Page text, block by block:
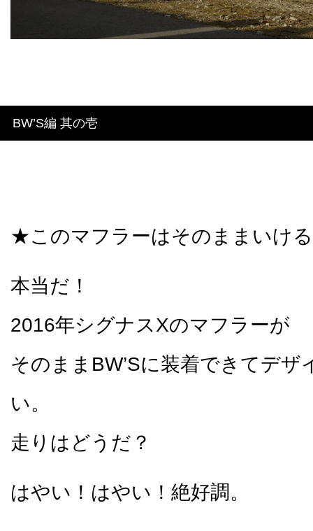
BW’S編 其の壱
★このマフラーはそのままいけ
本当だ！
2016年シグナスXのマフラーが
そのままBW’Sに装着できてデザ
い。
走りはどうだ？
はやい！はやい！絶好調。